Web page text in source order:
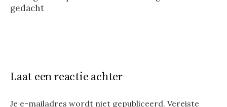
gedacht
Laat een reactie achter
Je e-mailadres wordt niet gepubliceerd. Vereiste